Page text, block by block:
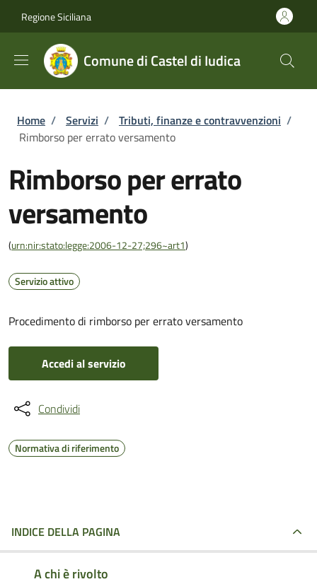
Regione Siciliana
Comune di Castel di Iudica
Briciole di pane
Home / Servizi / Tributi, finanze e contravvenzioni /
Rimborso per errato versamento
Rimborso per errato
versamento
(urn:nir:stato:legge:2006-12-27;296~art1)
Servizio attivo
Procedimento di rimborso per errato versamento
Accedi al servizio
Condividi
Normativa di riferimento
INDICE DELLA PAGINA
A chi è rivolto